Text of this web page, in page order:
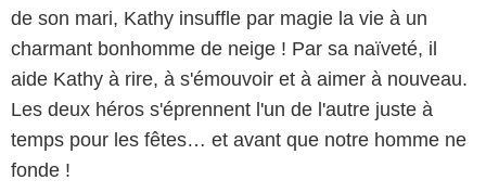
de son mari, Kathy insuffle par magie la vie à un
charmant bonhomme de neige ! Par sa naïveté, il
aide Kathy à rire, à s'émouvoir et à aimer à nouveau.
Les deux héros s'éprennent l'un de l'autre juste à
temps pour les fêtes… et avant que notre homme ne
fonde !